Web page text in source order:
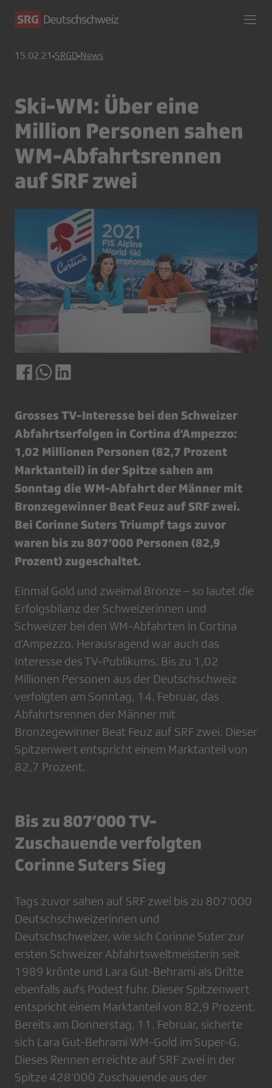
15.02.21 SRGD News
Ski-WM: Über eine
Million Personen sahen
WM-Abfahrtsrennen
auf SRF zwei
Grosses TV-Interesse bei den Schweizer
Abfahrtserfolgen in Cortina d'Ampezzo:
1,02 Millionen Personen (82,7 Prozent
Marktanteil) in der Spitze sahen am
Sonntag die WM-Abfahrt der Männer mit
Bronzegewinner Beat Feuz auf SRF zwei.
Bei Corinne Suters Triumpf tags zuvor
waren bis zu 807’000 Personen (82,9
Prozent) zugeschaltet.
Einmal Gold und zweimal Bronze – so lautet die
Erfolgsbilanz der Schweizerinnen und
Schweizer bei den WM-Abfahrten in Cortina
d'Ampezzo. Herausragend war auch das
Interesse des TV-Publikums. Bis zu 1,02
Millionen Personen aus der Deutschschweiz
verfolgten am Sonntag, 14. Februar, das
Abfahrtsrennen der Männer mit
Bronzegewinner Beat Feuz auf SRF zwei. Dieser
Spitzenwert entspricht einem Marktanteil von
82,7 Prozent.
Bis zu 807’000 TV-
Zuschauende verfolgten
Corinne Suters Sieg
Tags zuvor sahen auf SRF zwei bis zu 807’000
Deutschschweizerinnen und
Deutschschweizer, wie sich Corinne Suter zur
ersten Schweizer Abfahrtsweltmeisterin seit
1989 krönte und Lara Gut-Behrami als Dritte
ebenfalls aufs Podest fuhr. Dieser Spitzenwert
entspricht einem Marktanteil von 82,9 Prozent.
Bereits am Donnerstag, 11. Februar, sicherte
sich Lara Gut-Behrami WM-Gold im Super-G.
Dieses Rennen erreichte auf SRF zwei in der
Spitze 428’000 Zuschauende aus der